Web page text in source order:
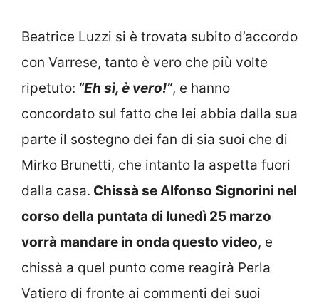
Beatrice Luzzi si è trovata subito d’accordo
con Varrese, tanto è vero che più volte
ripetuto: “Eh sì, è vero!”, e hanno
concordato sul fatto che lei abbia dalla sua
parte il sostegno dei fan di sia suoi che di
Mirko Brunetti, che intanto la aspetta fuori
dalla casa. Chissà se Alfonso Signorini nel
corso della puntata di lunedì 25 marzo
vorrà mandare in onda questo video, e
chissà a quel punto come reagirà Perla
Vatiero di fronte ai commenti dei suoi